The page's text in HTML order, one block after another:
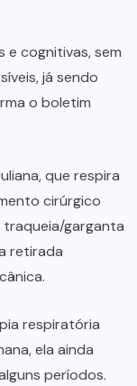
e cognitivas, sem
já sendo
o boletim
que respira
cirúrgico
garganta
retirada
respiratória
ela ainda
períodos.